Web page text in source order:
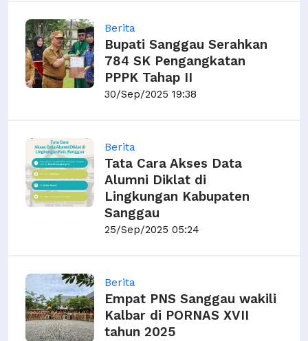
Berita
Bupati Sanggau Serahkan
784 SK Pengangkatan
PPPK Tahap II
30/Sep/2025 19:38
Berita
Tata Cara Akses Data
Alumni Diklat di
Lingkungan Kabupaten
Sanggau
25/Sep/2025 05:24
Berita
Empat PNS Sanggau wakili
Kalbar di PORNAS XVII
tahun 2025